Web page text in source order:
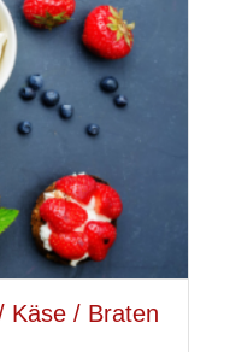
Käse / Braten